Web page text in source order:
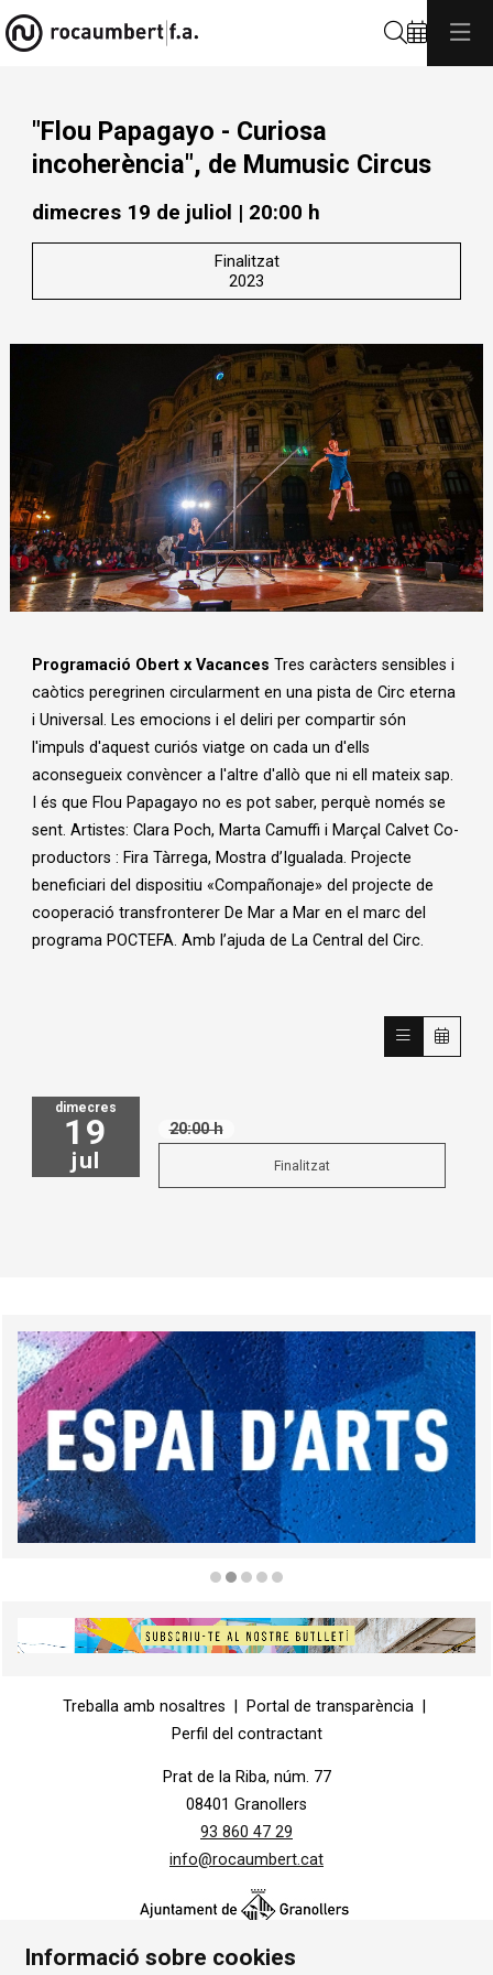
"Flou Papagayo - Curiosa
incoherència", de Mumusic Circus
dimecres 19 de juliol | 20:00 h
Finalitzat
2023
Programació Obert x Vacances Tres caràcters sensibles i
caòtics peregrinen circularment en una pista de Circ eterna
i Universal. Les emocions i el deliri per compartir són
l'impuls d'aquest curiós viatge on cada un d'ells
aconsegueix convèncer a l'altre d'allò que ni ell mateix sap.
I és que Flou Papagayo no es pot saber, perquè només se
sent. Artistes: Clara Poch, Marta Camuffi i Marçal Calvet Co-
productors : Fira Tàrrega, Mostra d’Igualada. Projecte
beneficiari del dispositiu «Compañonaje» del projecte de
cooperació transfronterer De Mar a Mar en el marc del
programa POCTEFA. Amb l’ajuda de La Central del Circ.
dimecres
19
jul
20:00 h
Finalitzat
Treballa amb nosaltres
Portal de transparència
Perfil del contractant
Prat de la Riba, núm. 77
08401 Granollers
93 860 47 29
info@rocaumbert.cat
Informació sobre cookies